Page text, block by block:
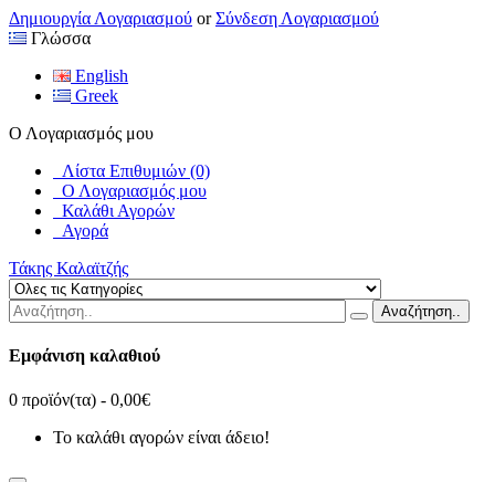
Δημιουργία Λογαριασμού orΣύνδεση Λογαριασμού
Γλώσσα
English
Greek
Ο Λογαριασμός μου
Λίστα Επιθυμιών (0)
Ο Λογαριασμός μου
Καλάθι Αγορών
Αγορά
Τάκης Καλαϊτζής
Αναζήτηση..
Εμφάνιση καλαθιού
0 προϊόν(τα) - 0,00€
Το καλάθι αγορών είναι άδειο!